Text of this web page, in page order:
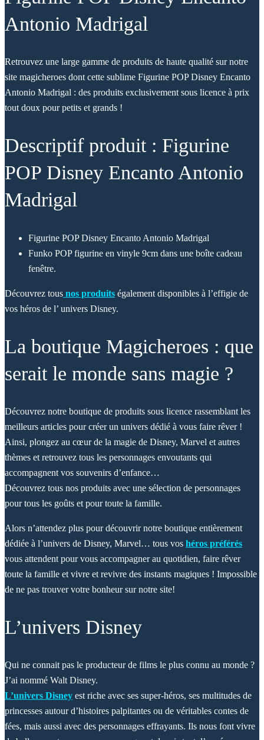
Antonio Madrigal
Retrouvez une large gamme de produits de haute qualité sur notre
site magicheroes dont cette sublime Figurine POP Disney Encanto
Antonio Madrigal : des produits exclusivement sous licence à prix
tout doux pour petits et grands !
Descriptif produit : Figurine
POP Disney Encanto Antonio
Madrigal
Figurine POP Disney Encanto Antonio Madrigal
Funko POP figurine en vinyle 9cm dans une boîte cadeau
fenêtre.
Découvrez tous nos produits également disponibles à l’effigie de
vos héros de l’ univers Disney.
La boutique Magicheroes : que
serait le monde sans magie ?
Découvrez notre boutique de produits sous licence rassemblant les
meilleurs articles pour créer un univers dédié à vous faire rêver !
Ainsi, plongez au cœur de la magie de Disney, Marvel et autres
thèmes et retrouvez tous les personnages envoutants qui
accompagnent vos souvenirs d’enfance…
Découvrez tous nos produits avec une sélection de personnages
pour tous les goûts et pour toute la famille.
Alors n’attendez plus pour découvrir notre boutique entièrement
dédiée à l’univers de Disney, Marvel… tous vos héros préférés
vous attendent pour vous accompagner au quotidien, faire rêver
toute la famille et vivre et revivre des instants magiques ! Impossible
de ne pas trouver votre bonheur sur notre site!
L’univers Disney
Qui ne connait pas le producteur de films le plus connu au monde ?
J’ai nommé Walt Disney.
L’univers Disney est riche avec ses super-héros, ses multitudes de
princesses autour d’histoires palpitantes ou de véritables contes de
fées, mais aussi avec des personnages effrayants. Ils nous font vivre